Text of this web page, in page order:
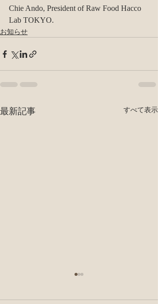
Chie Ando, ​​President of Raw Food Hacco
Lab TOKYO.
お知らせ
最新記事 すべて表示